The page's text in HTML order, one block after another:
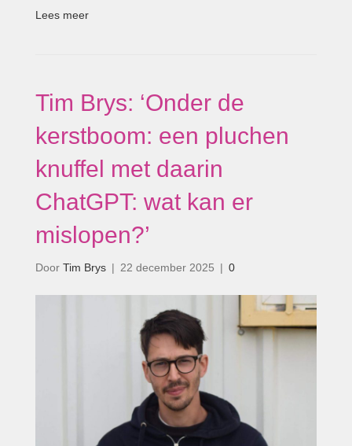
Lees meer
Tim Brys: ‘Onder de
kerstboom: een pluchen
knuffel met daarin
ChatGPT: wat kan er
mislopen?’
Door Tim Brys | 22 december 2025 | 0